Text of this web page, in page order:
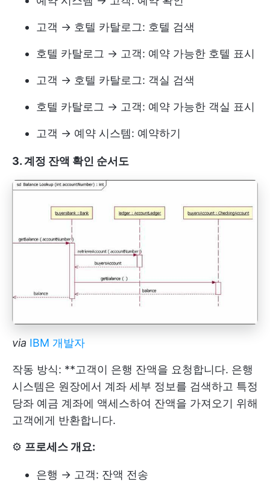
고객 → 호텔 카탈로그: 호텔 검색
호텔 카탈로그 → 고객: 예약 가능한 호텔 표시
고객 → 호텔 카탈로그: 객실 검색
호텔 카탈로그 → 고객: 예약 가능한 객실 표시
고객 → 예약 시스템: 예약하기
3. 계정 잔액 확인 순서도
via IBM 개발자
작동 방식: **고객이 은행 잔액을 요청합니다. 은행
시스템은 원장에서 계좌 세부 정보를 검색하고 특정
당좌 예금 계좌에 액세스하여 잔액을 가져오기 위해
고객에게 반환합니다.
⚙️ 프로세스 개요:
은행 → 고객: 잔액 전송